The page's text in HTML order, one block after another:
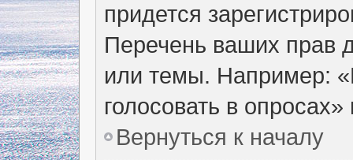
придется
Перечень ваших прав
или темы. Например:
голосовать в опросах»
Вернуться к началу